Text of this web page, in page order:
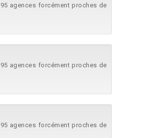
agences forcément proches de
agences forcément proches de
agences forcément proches de